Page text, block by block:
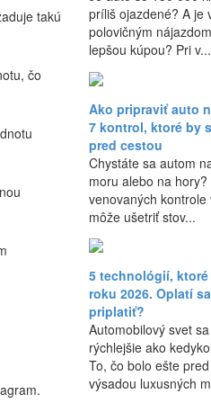
takú
čo
príliš ojazdené? A je
polovičným
lepšou kúpou? Pri v...
Ako pripraviť auto
7 kontrol, ktoré by
pred cestou
Chystáte sa autom
moru alebo na
venovaných kontrole
môže ušetriť stov...
5 technológií, ktoré
roku 2026. Oplatí
priplatiť?
Automobilový svet
rýchlejšie ako
To, čo bolo ešte
výsadou luxusných